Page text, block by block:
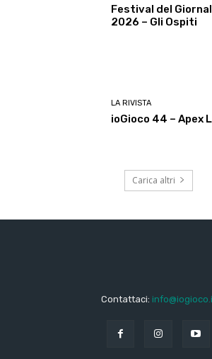
Festival del
2026 – Gli Ospiti
LA RIVISTA
ioGioco 44 – Apex
Carica altri
Contattaci: